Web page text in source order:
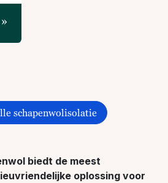
schapenwolisolatie
biedt de meest
oplossing voor